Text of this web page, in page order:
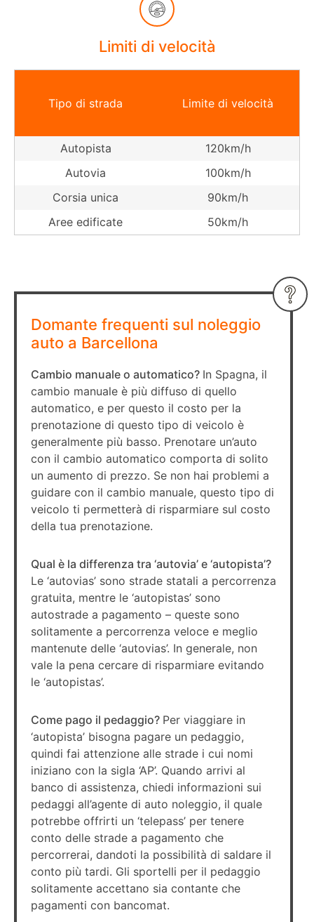
Limiti di velocità
Tipo di strada Limite di velocità
Autopista
120km/h
Autovia
100km/h
Corsia unica
90km/h
Aree edificate
50km/h
Domante frequenti sul noleggio
auto a Barcellona
Cambio manuale o automatico? In Spagna, il
cambio manuale è più diffuso di quello
automatico, e per questo il costo per la
prenotazione di questo tipo di veicolo è
generalmente più basso. Prenotare un’auto
con il cambio automatico comporta di solito
un aumento di prezzo. Se non hai problemi a
guidare con il cambio manuale, questo tipo di
veicolo ti permetterà di risparmiare sul costo
della tua prenotazione.
Qual è la differenza tra ‘autovia’ e ‘autopista’?
Le ‘autovias’ sono strade statali a percorrenza
gratuita, mentre le ‘autopistas’ sono
autostrade a pagamento – queste sono
solitamente a percorrenza veloce e meglio
mantenute delle ‘autovias’. In generale, non
vale la pena cercare di risparmiare evitando
le ‘autopistas’.
Come pago il pedaggio? Per viaggiare in
‘autopista’ bisogna pagare un pedaggio,
quindi fai attenzione alle strade i cui nomi
iniziano con la sigla ‘AP’. Quando arrivi al
banco di assistenza, chiedi informazioni sui
pedaggi all’agente di auto noleggio, il quale
potrebbe offrirti un ‘telepass’ per tenere
conto delle strade a pagamento che
percorrerai, dandoti la possibilità di saldare il
conto più tardi. Gli sportelli per il pedaggio
solitamente accettano sia contante che
pagamenti con bancomat.